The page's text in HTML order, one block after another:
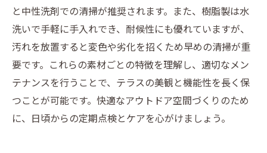
と中性洗剤での清掃が推奨されます。また、樹脂製は水
洗いで手軽に手入れでき、耐候性にも優れていますが、
汚れを放置すると変色や劣化を招くため早めの清掃が重
要です。これらの素材ごとの特徴を理解し、適切なメン
テナンスを行うことで、テラスの美観と機能性を長く保
つことが可能です。快適なアウトドア空間づくりのため
に、日頃からの定期点検とケアを心がけましょう。